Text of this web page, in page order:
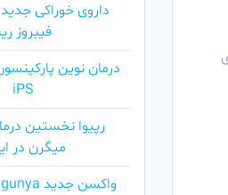
داروی خوراکی
فیبروز
درمان نوین
iPS
رپیوا نخستین
میگرن در